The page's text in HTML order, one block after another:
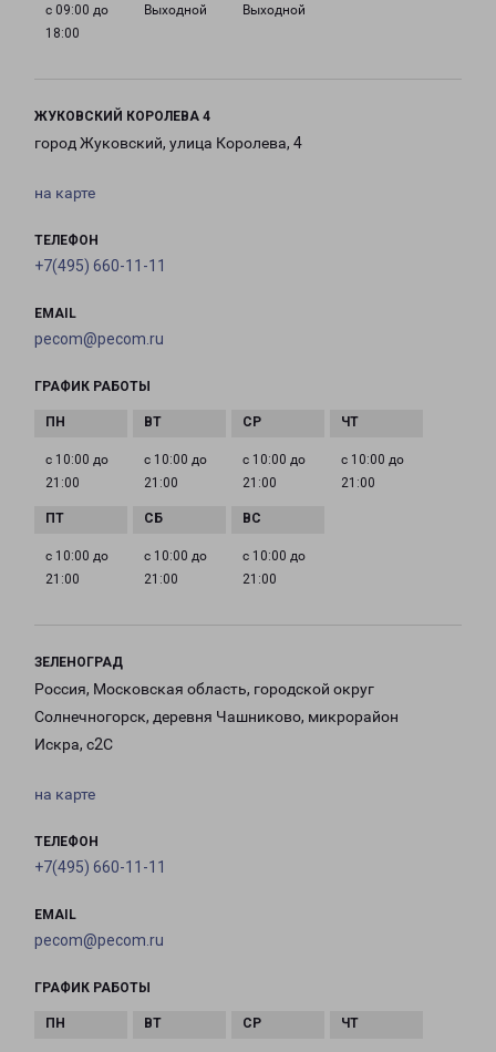
с 09:00 до
18:00
Выходной Выходной
ЖУКОВСКИЙ КОРОЛЕВА 4
город Жуковский, улица Королева, 4
на карте
ТЕЛЕФОН
+7(495) 660-11-11
EMAIL
pecom@pecom.ru
ГРАФИК РАБОТЫ
с 10:00 до
21:00
с 10:00 до
21:00
с 10:00 до
21:00
с 10:00 до
21:00
с 10:00 до
21:00
с 10:00 до
21:00
с 10:00 до
21:00
ЗЕЛЕНОГРАД
Россия, Московская область, городской округ
Солнечногорск, деревня Чашниково, микрорайон
Искра, с2С
на карте
ТЕЛЕФОН
+7(495) 660-11-11
EMAIL
pecom@pecom.ru
ГРАФИК РАБОТЫ